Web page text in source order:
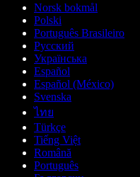
Norsk bokmål
Polski
Português Brasileiro
Русский
Українська
Español
Español (México)
Svenska
ไทย
Türkçe
Tiếng Việt
Română
Português